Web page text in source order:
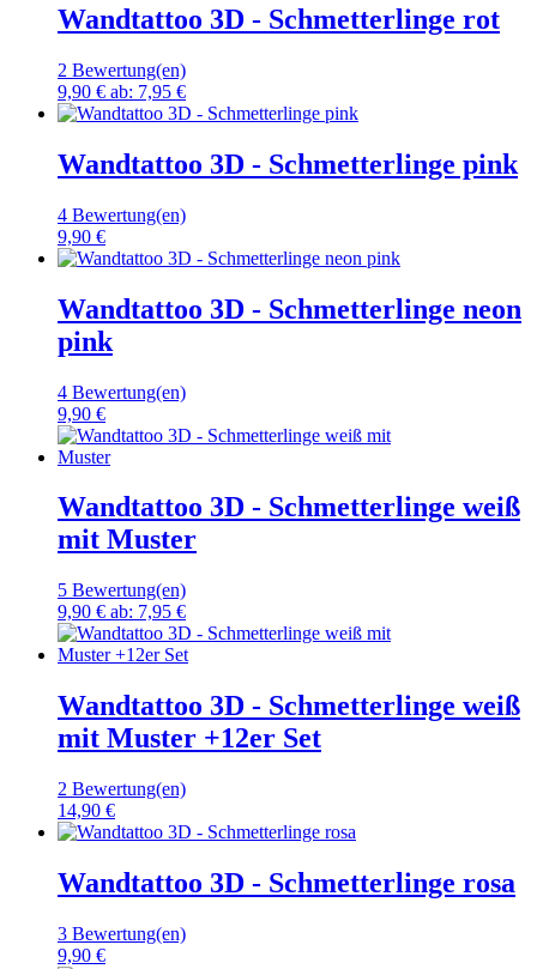
Wandtattoo 3D - Schmetterlinge rot
2 Bewertung(en)
9,90 € ab: 7,95 €
Wandtattoo 3D - Schmetterlinge pink
4 Bewertung(en)
9,90 €
Wandtattoo 3D - Schmetterlinge neon
pink
4 Bewertung(en)
9,90 €
Wandtattoo 3D - Schmetterlinge weiß
mit Muster
5 Bewertung(en)
9,90 € ab: 7,95 €
Wandtattoo 3D - Schmetterlinge weiß
mit Muster +12er Set
2 Bewertung(en)
14,90 €
Wandtattoo 3D - Schmetterlinge rosa
3 Bewertung(en)
9,90 €